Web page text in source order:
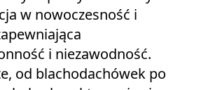
w nowoczesność i
i niezawodność.
od blachodachówek po